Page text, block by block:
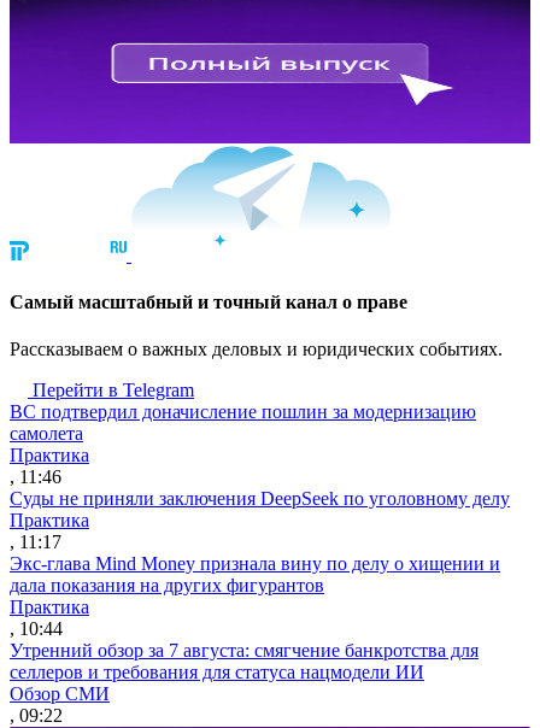
Cамый масштабный и точный канал о праве
Рассказываем о важных деловых и юридических событиях.
Перейти в Telegram
ВС подтвердил доначисление пошлин за модернизацию
самолета
Практика
, 11:46
Суды не приняли заключения DeepSeek по уголовному делу
Практика
, 11:17
Экс-глава Mind Money признала вину по делу о хищении и
дала показания на других фигурантов
Практика
, 10:44
Утренний обзор за 7 августа: смягчение банкротства для
селлеров и требования для статуса нацмодели ИИ
Обзор СМИ
, 09:22